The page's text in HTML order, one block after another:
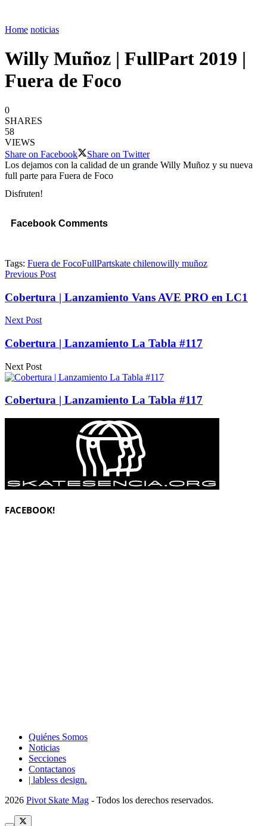
Home noticias
Willy Muñoz | FullPart 2019 |
Fuera de Foco
0
SHARES
58
VIEWS
Share on Facebook
Share on Twitter
Los dejamos con la calidad de un grande Willy Muñoz y su nueva
full parte para Fuera de Foco
Disfruten!
Facebook Comments
Tags: Fuera de FocoFullPartskate chilenowilly muñoz
Previous Post
Cobertura | Lanzamiento Vans AVE PRO en LC1
Next Post
Cobertura | Lanzamiento La Tabla #117
Next Post
Cobertura | Lanzamiento La Tabla #117
FACEBOOK!
Quiénes Somos
Noticias
Secciones
Contactanos
| labless design.
2026 Pivot Skate Mag - Todos los derechos reservados.